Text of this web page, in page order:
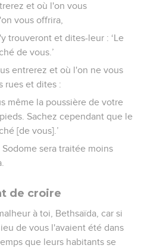
et où l'on vous
vous offrira,
trouveront et dites-leur : ‘Le
de vous.’
entrerez et où l'on ne vous
rues et dites :
même la poussière de votre
Sachez cependant que le
[de vous].’
sera traitée moins
de croire
à toi, Bethsaïda, car si
de vous l'avaient été dans
que leurs habitants se